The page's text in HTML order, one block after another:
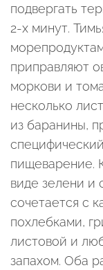
подвергать
2-х минут.
приправляют
моркови и
несколько
из баранины,
пищеварение.
виде зелени и
сочетается с
похлебками,
листовой и
запахом. Оба